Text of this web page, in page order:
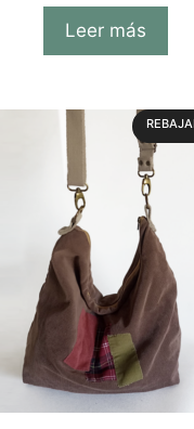
Leer más